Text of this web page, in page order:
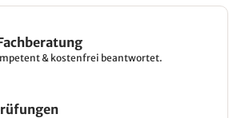
& kostenfrei beantwortet.